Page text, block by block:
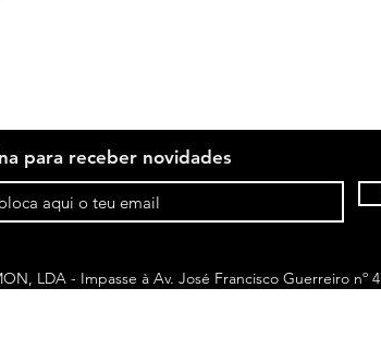
para receber novidades
LDA - Impasse à Av. José Francisco Guerreiro nº 4